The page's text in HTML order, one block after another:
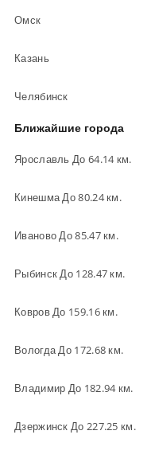
Омск
Казань
Челябинск
Ближайшие города
Ярославль До 64.14 км.
Кинешма До 80.24 км.
Иваново До 85.47 км.
Рыбинск До 128.47 км.
Ковров До 159.16 км.
Вологда До 172.68 км.
Владимир До 182.94 км.
Дзержинск До 227.25 км.